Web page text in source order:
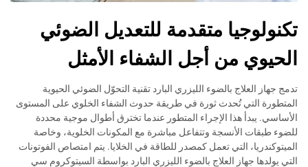
تكنولوجيا متقدمة للتعديل الضوئي
الحيوي من أجل الشفاء الأمثل
تدمج جهاز العلاج بالضوء الليزري البارد تقنية التحوّل الضوئي الحيوية
المتطورة التي تُحدث ثورة في طريقة حدوث الشفاء الخلوي على المستوى
الأساسي. يبدأ هذا الإجراء المتطور عندما تخترق أطوال موجية محددة
للضوء طبقات الأنسجة وتتفاعل مباشرة مع المكونات الخلوية، وخاصة
الميتوكندريا، التي تعمل كمصدر للطاقة في الخلايا. يتم امتصاص الفوتونات
التي يولدها جهاز العلاج بالضوء الليزري البارد بواسطة السيتوكروم سي